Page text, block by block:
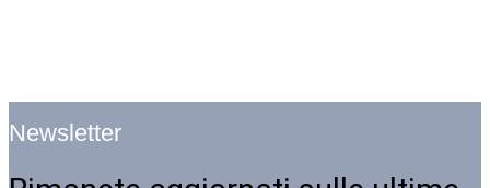
Newsletter